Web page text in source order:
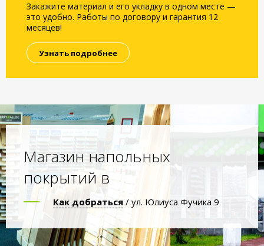
Закажите материал и его укладку в одном месте —
это удобно. Работы по договору и гарантия 12
месяцев!
Узнать подробнее
Магазин напольных
покрытий в
Как добраться / ул. Юлиуса Фучика 9